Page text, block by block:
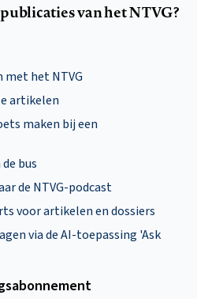
van het NTVG?
met het NTVG
artikelen
maken bij een
bus
de NTVG-podcast
voor artikelen en dossiers
via de AI-toepassing 'Ask